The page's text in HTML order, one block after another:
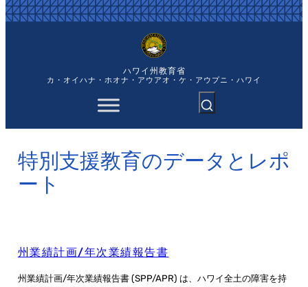
内
容
ハワイ州教育省
カ・オイハナ・ホオナ・アウアオ・ケ・アウプニ・ハワイ
特別支援教育のデータとレポ
ート
州業績計画/年次業績報告書
州業績計画/年次業績報告書 (SPP/APR) は、ハワイ全土の障害を持